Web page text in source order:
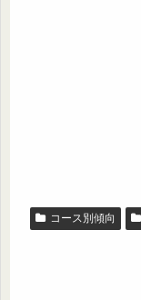
コース別傾向